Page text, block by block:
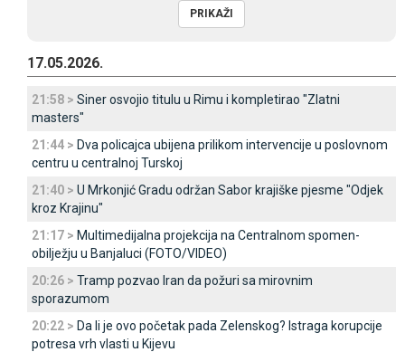
17.05.2026.
21:58 > Siner osvojio titulu u Rimu i kompletirao "Zlatni
masters"
21:44 > Dva policajca ubijena prilikom intervencije u poslovnom
centru u centralnoj Turskoj
21:40 > U Mrkonjić Gradu održan Sabor krajiške pjesme "Odjek
kroz Krajinu"
21:17 > Multimedijalna projekcija na Centralnom spomen-
obilježju u Banjaluci (FOTO/VIDEO)
20:26 > Tramp pozvao Iran da požuri sa mirovnim
sporazumom
20:22 > Da li je ovo početak pada Zelenskog? Istraga korupcije
potresa vrh vlasti u Kijevu